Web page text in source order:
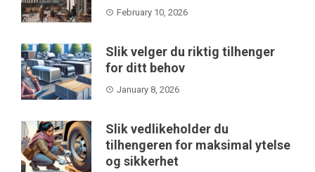
February 10, 2026
Slik velger du riktig tilhenger
for ditt behov
January 8, 2026
Slik vedlikeholder du
tilhengeren for maksimal ytelse
og sikkerhet